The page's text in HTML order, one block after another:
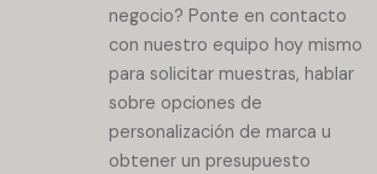
negocio? Ponte en contacto
con nuestro equipo hoy mismo
para solicitar muestras, hablar
sobre opciones de
personalización de marca u
obtener un presupuesto